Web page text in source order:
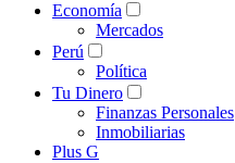
Economía
Mercados
Perú
Política
Tu Dinero
Finanzas Personales
Inmobiliarias
Plus G